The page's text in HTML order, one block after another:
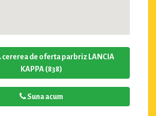
cererea de oferta parbriz LANCIA
KAPPA (838)
Suna acum